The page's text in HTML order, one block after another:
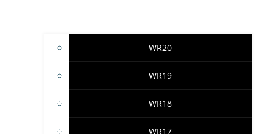
WR20
WR19
WR18
WR17